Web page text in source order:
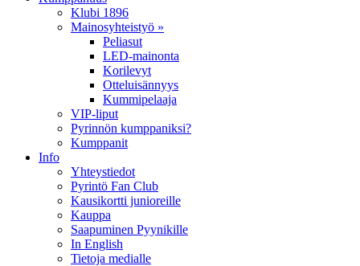
Klubi 1896
Mainosyhteistyö »
Peliasut
LED-mainonta
Korilevyt
Otteluisännyys
Kummipelaaja
VIP-liput
Pyrinnön kumppaniksi?
Kumppanit
Info
Yhteystiedot
Pyrintö Fan Club
Kausikortti junioreille
Kauppa
Saapuminen Pyynikille
In English
Tietoja medialle